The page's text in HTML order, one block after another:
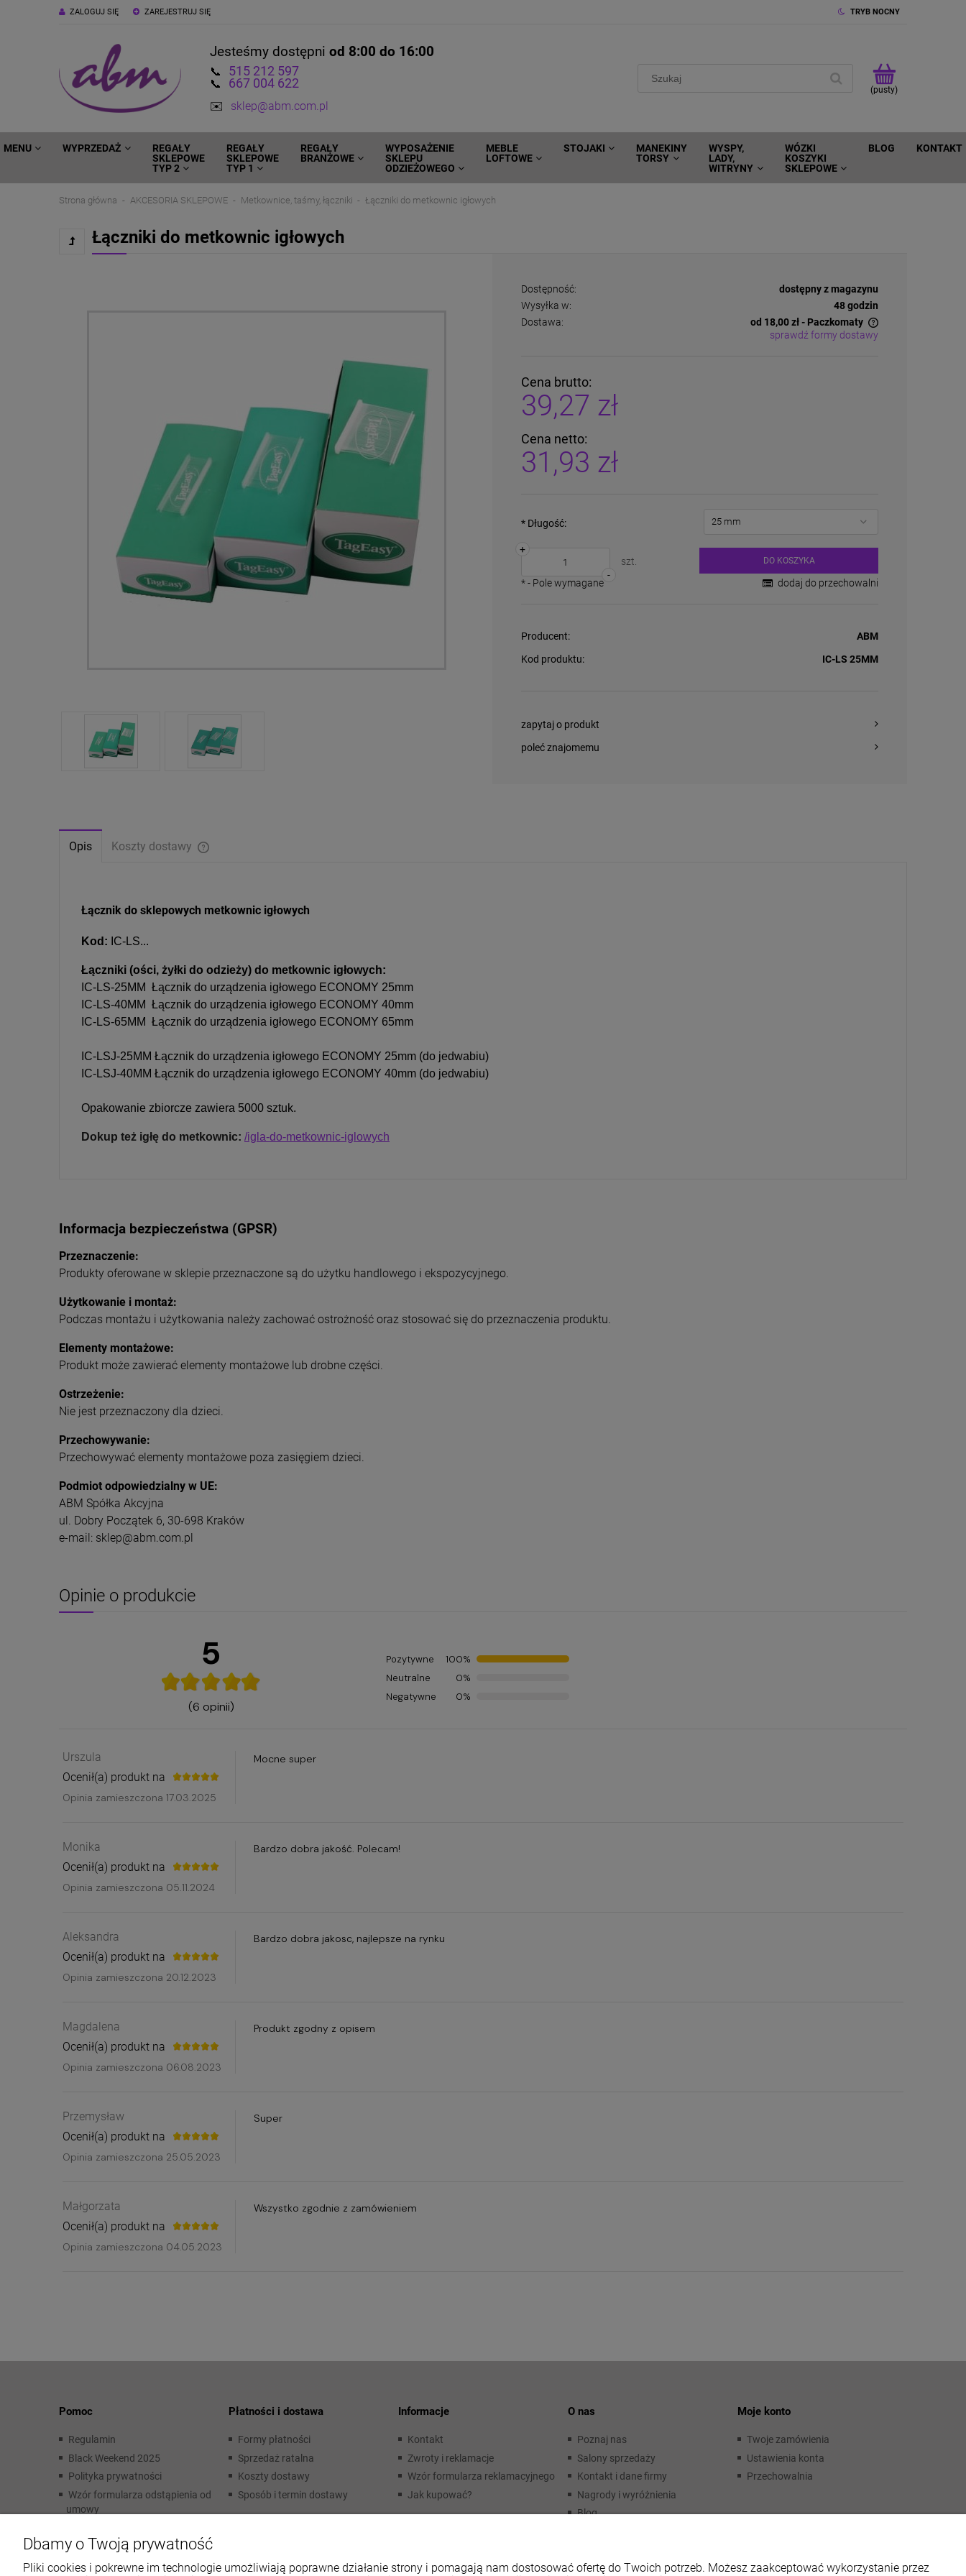
ZAREJESTRUJ SIĘ
ZALOGUJ SIĘ TRYB NOCNY
Jesteśmy dostępni od 8:00 do 16:00
📞 515 212 597
📞 667 004 622
✉️ sklep@abm.com.pl
(pusty)
MENU WYPRZEDAŻ
REGAŁY
SKLEPOWE
TYP 2
REGAŁY
SKLEPOWE
TYP 1
REGAŁY
BRANŻOWE
WYPOSAŻENIE
SKLEPU
ODZIEŻOWEGO
MEBLE
LOFTOWE
STOJAKI
MANEKINY
TORSY
WYSPY,
LADY,
WITRYNY
WÓZKI
KOSZYKI
SKLEPOWE
BLOG KONTAKT
Strona główna AKCESORIA SKLEPOWE Metkownice, taśmy, łączniki Łączniki do metkownic igłowych
Łączniki do metkownic igłowych
Dostępność:
dostępny z magazynu
Wysyłka w:
48 godzin
Dostawa:
od 18,00 zł- Paczkomaty
sprawdź formy dostawy
Cena brutto:
39,27 zł
Cena netto:
31,93 zł
*Długość:
-
+
szt.
DO KOSZYKA
dodaj do przechowalni
*- Pole wymagane
Producent:
ABM
Kod produktu:
IC-LS 25MM
zapytaj o produkt
poleć znajomemu
Opis Koszty dostawy
Łącznik do sklepowych metkownic igłowych
Kod: IC-LS...
Łączniki (ości, żyłki do odzieży) do metkownic igłowych:
IC-LS-25MM Łącznik do urządzenia igłowego ECONOMY 25mm
IC-LS-40MM Łącznik do urządzenia igłowego ECONOMY 40mm
IC-LS-65MM Łącznik do urządzenia igłowego ECONOMY 65mm
IC-LSJ-25MM Łącznik do urządzenia igłowego ECONOMY 25mm (do jedwabiu)
IC-LSJ-40MM Łącznik do urządzenia igłowego ECONOMY 40mm (do jedwabiu)
Opakowanie zbiorcze zawiera 5000 sztuk.
Dokup też igłę do metkownic: /igla-do-metkownic-iglowych
Informacja bezpieczeństwa (GPSR)
Przeznaczenie:
Produkty oferowane w sklepie przeznaczone są do użytku handlowego i ekspozycyjnego.
Użytkowanie i montaż:
Podczas montażu i użytkowania należy zachować ostrożność oraz stosować się do przeznaczenia produktu.
Elementy montażowe:
Produkt może zawierać elementy montażowe lub drobne części.
Ostrzeżenie:
Nie jest przeznaczony dla dzieci.
Przechowywanie:
Przechowywać elementy montażowe poza zasięgiem dzieci.
Podmiot odpowiedzialny w UE:
ABM Spółka Akcyjna
ul. Dobry Początek 6, 30-698 Kraków
e-mail: sklep@abm.com.pl
Opinie o produkcie
5
(6 opinii)
Pozytywne
100%
Neutralne
0%
Negatywne
0%
Urszula
Ocenił(a) produkt na
Opinia zamieszczona 17.03.2025
Mocne super
Monika
Ocenił(a) produkt na
Opinia zamieszczona 05.11.2024
Bardzo dobra jakość. Polecam!
Aleksandra
Ocenił(a) produkt na
Opinia zamieszczona 20.12.2023
Bardzo dobra jakosc, najlepsze na rynku
Magdalena
Ocenił(a) produkt na
Opinia zamieszczona 06.08.2023
Produkt zgodny z opisem
Przemysław
Ocenił(a) produkt na
Opinia zamieszczona 25.05.2023
Super
Małgorzata
Ocenił(a) produkt na
Opinia zamieszczona 04.05.2023
Wszystko zgodnie z zamówieniem
Pomoc
Regulamin
Black Weekend 2025
Polityka prywatności
Wzór formularza odstąpienia od
umowy
Płatności i dostawa
Formy płatności
Sprzedaż ratalna
Koszty dostawy
Sposób i termin dostawy
Informacje
Kontakt
Zwroty i reklamacje
Wzór formularza reklamacyjnego
Jak kupować?
O nas
Poznaj nas
Salony sprzedaży
Kontakt i dane firmy
Nagrody i wyróżnienia
Blog
Moje konto
Twoje zamówienia
Ustawienia konta
Przechowalnia
Dbamy o Twoją prywatność
Pliki cookies i pokrewne im technologie umożliwiają poprawne działanie strony i pomagają nam dostosować ofertę do Twoich potrzeb. Możesz zaakceptować wykorzystanie przez